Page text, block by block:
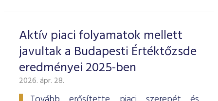
Aktív piaci folyamatok mellett
javultak a Budapesti Értéktőzsde
eredményei 2025-ben
2026. ápr. 28.